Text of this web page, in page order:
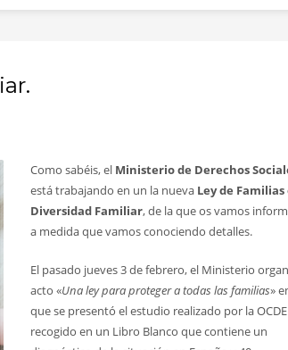
Como sabéis, el Ministerio de Derechos
está trabajando en un la nueva Ley de Familias
Diversidad Familiar, de la que os vamos
a medida que vamos conociendo detalles.
El pasado jueves 3 de febrero, el Ministerio
acto «Una ley para proteger a todas las familias»
que se presentó el estudio realizado por la
recogido en un Libro Blanco que contiene un